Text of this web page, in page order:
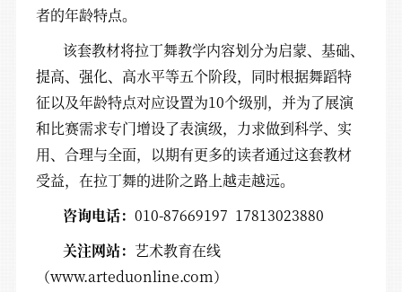
者的年龄特点。
该套教材将拉丁舞教学内容划分为启蒙、基础、
提高、强化、高水平等五个阶段，同时根据舞蹈特
征以及年龄特点对应设置为10个级别，并为了展演
和比赛需求专门增设了表演级，力求做到科学、实
用、合理与全面，以期有更多的读者通过这套教材
受益，在拉丁舞的进阶之路上越走越远。
咨询电话：010-87669197 17813023880
关注网站： 艺术教育在线
（www.arteduonline.com）